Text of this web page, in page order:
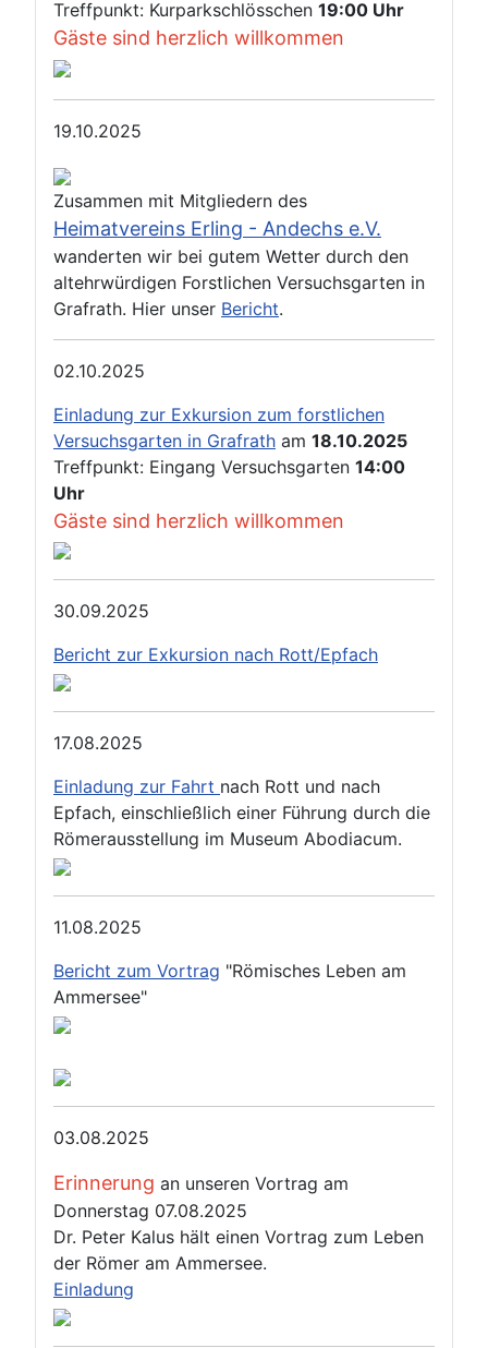
Treffpunkt: Kurparkschlösschen 19:00 Uhr
Gäste sind herzlich willkommen
19.10.2025
Zusammen mit Mitgliedern des
Heimatvereins Erling - Andechs e.V.
wanderten wir bei gutem Wetter durch den
altehrwürdigen Forstlichen Versuchsgarten in
Grafrath. Hier unser Bericht.
02.10.2025
Einladung zur Exkursion zum forstlichen
Versuchsgarten in Grafrath am 18.10.2025
Treffpunkt: Eingang Versuchsgarten 14:00
Uhr
Gäste sind herzlich willkommen
30.09.2025
Bericht zur Exkursion nach Rott/Epfach
17.08.2025
Einladung zur Fahrt nach Rott und nach
Epfach, einschließlich einer Führung durch die
Römerausstellung im Museum Abodiacum.
11.08.2025
Bericht zum Vortrag "Römisches Leben am
Ammersee"
03.08.2025
Erinnerung an unseren Vortrag am
Donnerstag 07.08.2025
Dr. Peter Kalus hält einen Vortrag zum Leben
der Römer am Ammersee.
Einladung